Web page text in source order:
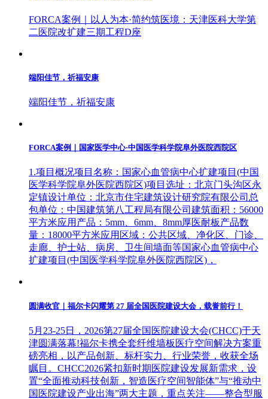
FORCA案例｜以人为本·简约筑医境：天津医科大学第
二医院改扩建三期工程D座
端阳佳节，祈福安康
端阳佳节，祈福安康
FORCA案例｜国家医学中心·中国医学科学院阜外医院西院区
1.项目概况项目名称：国家心血管病中心扩建项目(中国
医学科学院阜外医院西院区)项目选址：北京门头沟区永
定镇设计单位：北京市住宅建筑设计研究院有限公司总
包单位：中国建筑第八工程局有限公司建筑面积：56000
平方米应用产品：5mm、6mm、8mm厚医耐板产品数
量：18000平方米应用区域：公共区域、净化区、门诊、
走廊、护士站、病房、卫生间墙面等国家心血管病中心
扩建项目(中国医学科学院阜外医院西院区)，
圆满收官｜福尔卡闪耀第 27 届全国医院建设大会，载誉前行！
5月23-25日，2026第27届全国医院建设大会(CHCC)于天
津圆满落幕!福尔卡携全套纤维墙板医疗空间解决方案重
磅亮相，以产品创新、标杆实力、行业荣誉，收获全场
瞩目。CHCC2026紧扣新时期医院建设发展新需求，设
置“全面推动科技创新，智造医疗空间智能体”与“推动中
国医院建设产业出海”两大主题，重点关注——整合型服